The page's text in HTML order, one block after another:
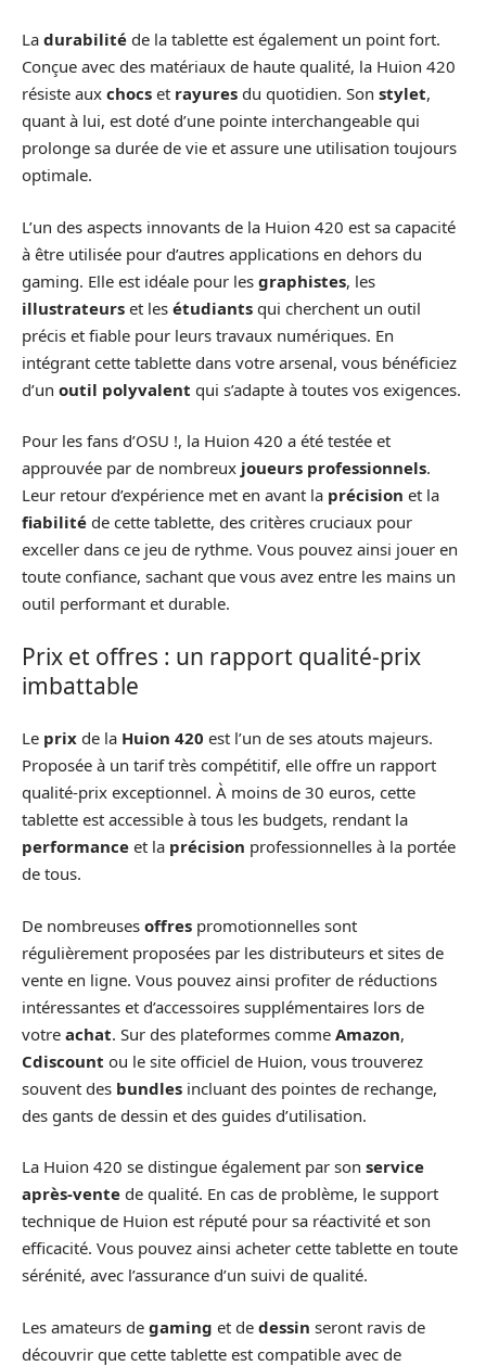
La durabilité de la tablette est également un point fort.
Conçue avec des matériaux de haute qualité, la Huion 420
résiste aux chocs et rayures du quotidien. Son stylet,
quant à lui, est doté d’une pointe interchangeable qui
prolonge sa durée de vie et assure une utilisation toujours
optimale.
L’un des aspects innovants de la Huion 420 est sa capacité
à être utilisée pour d’autres applications en dehors du
gaming. Elle est idéale pour les graphistes, les
illustrateurs et les étudiants qui cherchent un outil
précis et fiable pour leurs travaux numériques. En
intégrant cette tablette dans votre arsenal, vous bénéficiez
d’un outil polyvalent qui s’adapte à toutes vos exigences.
Pour les fans d’OSU !, la Huion 420 a été testée et
approuvée par de nombreux joueurs professionnels.
Leur retour d’expérience met en avant la précision et la
fiabilité de cette tablette, des critères cruciaux pour
exceller dans ce jeu de rythme. Vous pouvez ainsi jouer en
toute confiance, sachant que vous avez entre les mains un
outil performant et durable.
Prix et offres : un rapport qualité-prix
imbattable
Le prix de la Huion 420 est l’un de ses atouts majeurs.
Proposée à un tarif très compétitif, elle offre un rapport
qualité-prix exceptionnel. À moins de 30 euros, cette
tablette est accessible à tous les budgets, rendant la
performance et la précision professionnelles à la portée
de tous.
De nombreuses offres promotionnelles sont
régulièrement proposées par les distributeurs et sites de
vente en ligne. Vous pouvez ainsi profiter de réductions
intéressantes et d’accessoires supplémentaires lors de
votre achat. Sur des plateformes comme Amazon,
Cdiscount ou le site officiel de Huion, vous trouverez
souvent des bundles incluant des pointes de rechange,
des gants de dessin et des guides d’utilisation.
La Huion 420 se distingue également par son service
après-vente de qualité. En cas de problème, le support
technique de Huion est réputé pour sa réactivité et son
efficacité. Vous pouvez ainsi acheter cette tablette en toute
sérénité, avec l’assurance d’un suivi de qualité.
Les amateurs de gaming et de dessin seront ravis de
découvrir que cette tablette est compatible avec de